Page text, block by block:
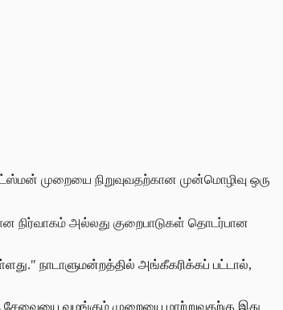
முறையை நிறுவுவதற்கான முன்மொழிவு ஒரு
அல்லது குறைபாடுகள் தொடர்பான
நாடாளுமன்றத்தில் அங்கீகரிக்கப் பட்டால்,
சேவையை வழங்கும் முறையை மாற்றுவதற்கு இது